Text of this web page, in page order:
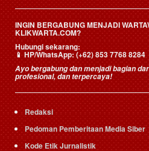
INGIN BERGABUNG MENJADI
KLIKWARTA.COM?
Hubungi sekarang:
📱HP/WhatsApp:(+62) 853 7768 8284
Ayo bergabung dan menjadi bagian
profesional, dan terpercaya!
Redaksi
Pedoman Pemberitaan Media Siber
Kode Etik Jurnalistik